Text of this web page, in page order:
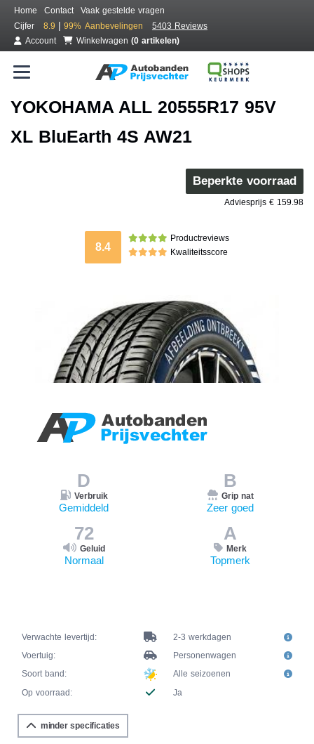
Home Contact
Vaak gestelde vragen
Cijfer
8.9 | 99% Aanbevelingen
5403 Reviews
Account
Winkelwagen (0 artikelen)
YOKOHAMA ALL 20555R17 95V
XL BluEarth 4S AW21
Beperkte voorraad
Adviesprijs € 159.98
8.4
Productreviews
Kwaliteitsscore
D
Verbruik
Gemiddeld
B
Grip nat
Zeer goed
72
Geluid
Normaal
A
Merk
Topmerk
Verwachte levertijd:
2-3 werkdagen
Voertuig:
Personenwagen
Soort band:
Alle seizoenen
Op voorraad:
Ja
minder specificaties